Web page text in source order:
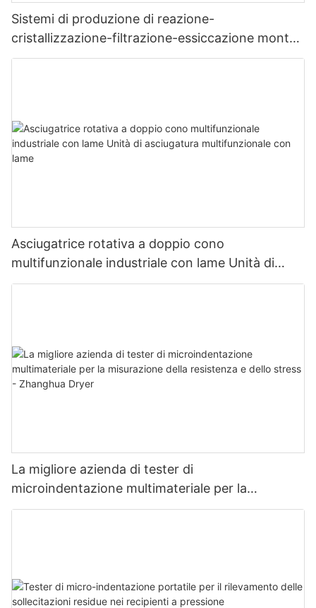
Sistemi di produzione di reazione-
cristallizzazione-filtrazione-essiccazione montati
su skid
Asciugatrice rotativa a doppio cono
multifunzionale industriale con lame Unità di
asciugatura multifunzionale con lame
La migliore azienda di tester di
microindentazione multimateriale per la
misurazione della resistenza e dello stress -